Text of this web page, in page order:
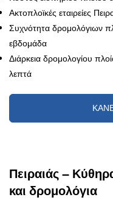
Ακτοπλοϊκές εταιρείες
Συχνότητα δρομολόγιων
εβδομάδα
Διάρκεια δρομολογίου
λεπτά
Πειραιάς –
και δρομολόγια